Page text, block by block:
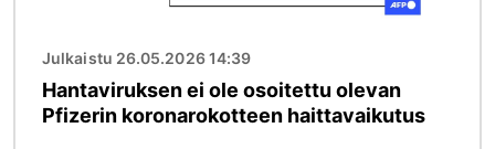
Julkaistu 26.05.2026 14:39
Hantaviruksen ei ole osoitettu olevan
Pfizerin koronarokotteen haittavaikutus